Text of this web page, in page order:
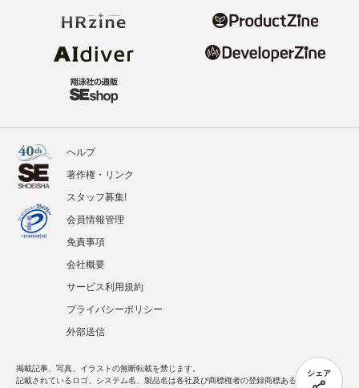
シェア
ヘルプ
著作権・リンク
スタッフ募集!
会員情報管理
免責事項
会社概要
サービス利用規約
プライバシーポリシー
外部送信
掲載記事、写真、イラストの無断転載を禁じます。
記載されているロゴ、システム名、製品名は各社及び商標権者の登録商標あるいは商標で